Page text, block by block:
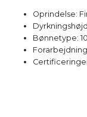
Oprindelse:
Bønnetype: